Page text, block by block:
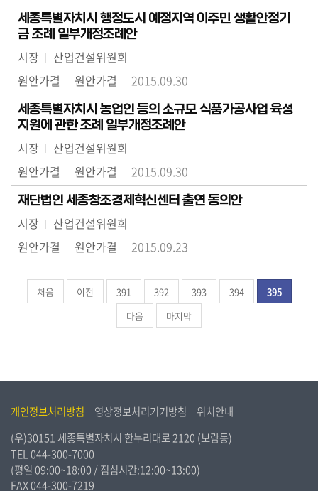
세종특별자치시 행정도시 예정지역 이주민 생활안정기
금 조례 일부개정조례안
시장
산업건설위원회
원안가결
원안가결 2015.09.30
세종특별자치시 농업인 등의 소규모 식품가공사업 육성
지원에 관한 조례 일부개정조례안
시장
산업건설위원회
원안가결
원안가결 2015.09.30
재단법인 세종창조경제혁신센터 출연 동의안
시장
산업건설위원회
원안가결
원안가결 2015.09.23
처음 이전 391 392 393 394
395
다음
마지막
개인정보처리방침 영상정보처리기기방침
위치안내
(우)30151 세종특별자치시 한누리대로 2120 (보람동)
TEL044-300-7000
(평일 09:00~18:00 / 점심시간:12:00~13:00)
FAX 044-300-7219